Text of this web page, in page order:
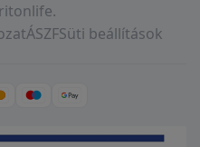
ÁSZFSüti beállítások